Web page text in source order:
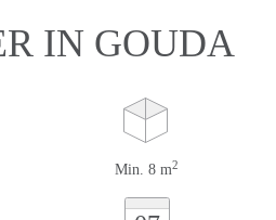
IN GOUDA
Min. 8 m2